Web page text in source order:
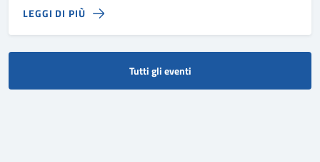
LEGGI DI PIÙ
Tutti gli eventi